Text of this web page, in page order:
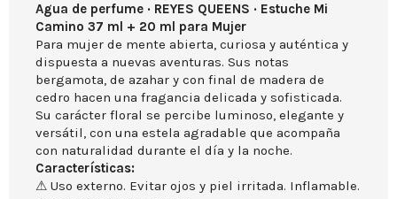
Agua de perfume · REYES QUEENS · Estuche Mi
Camino 37 ml + 20 ml para Mujer
Para mujer de mente abierta, curiosa y auténtica y
dispuesta a nuevas aventuras. Sus notas
bergamota, de azahar y con final de madera de
cedro hacen una fragancia delicada y sofisticada.
Su carácter floral se percibe luminoso, elegante y
versátil, con una estela agradable que acompaña
con naturalidad durante el día y la noche.
Características:
⚠ Uso externo. Evitar ojos y piel irritada. Inflamable.